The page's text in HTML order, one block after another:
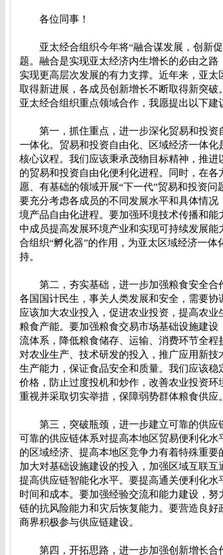
各位同事！
亚太经合组织今年将“融合谋发展，创新促
题。融合是实现亚太经济内生增长的必由之路
实现更高层次发展的有力支撑。近年来，亚太
取得新进展，各成员创新增长不断取得新突破
亚太经合组织重点领域合作，我愿提出以下建
第一，抓住重点，进一步深化贸易和投资
一体化。贸易和投资自由化、区域经济一体化
核心议程。我们应该秉承茂物目标精神，推进
的贸易和投资自由化便利化进程。同时，在各
愿、有基础的领域开展“下一代”贸易和投资问
要充分考虑各成员的不同发展水平和具体情况
境产品自由化进程。要加强环境技术传播和能
中成员提高发展环境产业和实现可持续发展能
合组织“孵化器”的作用，为亚太区域经济一体
持。
第二，夯实基础，进一步加强粮食安全合
各国国计民生，事关人类发展和安全，需要协
应该加大农业投入，促进农业投资，提高农业
粮食产能。要加强粮食交易市场基础设施建设
流体系，降低粮食储存、运输、消费环节全程
对农业生产、技术研发的投入，推广应用新技
生产能力，保证食品安全和质量。我们应该稳
价格，防止过度投机和炒作，改善农业投资环
重视并采取切实举措，保障弱势群体粮食供应
第三，突破瓶颈，进一步建立可靠的供应
可靠的供应链体系对提高本地区贸易便利化水
的区域经济、提高本地区竞争力有着特殊重要
加大对基础设施建设的投入，加强区域互联互
提高供应链智能化水平。要提高通关便利化水
时间和成本。要加强经验交流和能力建设，努
链的抗风险能力和灾后恢复能力。要营造良好
商界积极参与供应链建设。
第四，开拓思路，进一步加强创新增长合